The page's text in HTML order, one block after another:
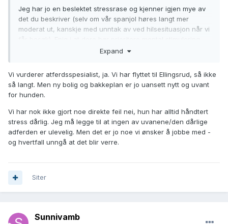
Jeg har jo en beslektet stressrase og kjenner igjen mye av
det du beskriver (selv om vår spanjol høres langt mer
moderat ut, kanskje med unntak av ved hilsesituasjon når vi
høyt, deretter fysisk. Har dere flyttet ut av byen? Mener å
Jeg har ingen gode tips, og du har fått supre råd rett over
her. Men jeg kan kanskje by på litt mager trøst, for dette er
ikke ukjente problemer hos hverken lagotten eller spansk
vannhund - dessverre. Dere har altså ikke nødvendigvis
gjort noefeil, selv om dere sikkert kunne tatt problemene
mer på alvor da hun var ung slik at dekanskjehadde vært
lettere å håndtere nå.
Expand
Vi vurderer atferdsspesialist, ja. Vi har flyttet til Ellingsrud, så ikke
så langt. Men ny bolig og bakkeplan er jo uansett nytt og uvant
for hunden.
Vi har nok ikke gjort noe direkte feil nei, hun har alltid håndtert
stress dårlig. Jeg må legge til at ingen av uvanene/den dårlige
adferden er ulevelig. Men det er jo noe vi ønsker å jobbe med -
og hvertfall unngå at det blir verre.
Siter
Sunnivamb